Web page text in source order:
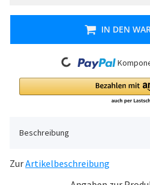
IN DEN
Loading...
Beschreibung
ZurArtikelbeschreibung